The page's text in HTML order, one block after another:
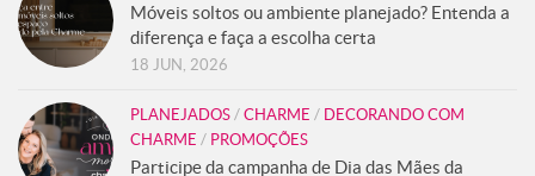
Móveis soltos ou ambiente planejado? Entenda a
diferença e faça a escolha certa
18 JUN, 2026
PLANEJADOS / CHARME / DECORANDO COM
CHARME / PROMOÇÕES
Participe da campanha de Dia das Mães da